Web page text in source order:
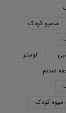
شامپو کودک
لوستر
ضدنم
میوه کودک